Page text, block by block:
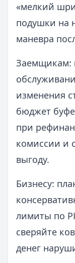
«мелкий
подушки на
маневра
Заемщикам:
изменения
бюджет
при
комиссии и
выгоду.
Бизнесу:
лимиты по
сверяйте
денег